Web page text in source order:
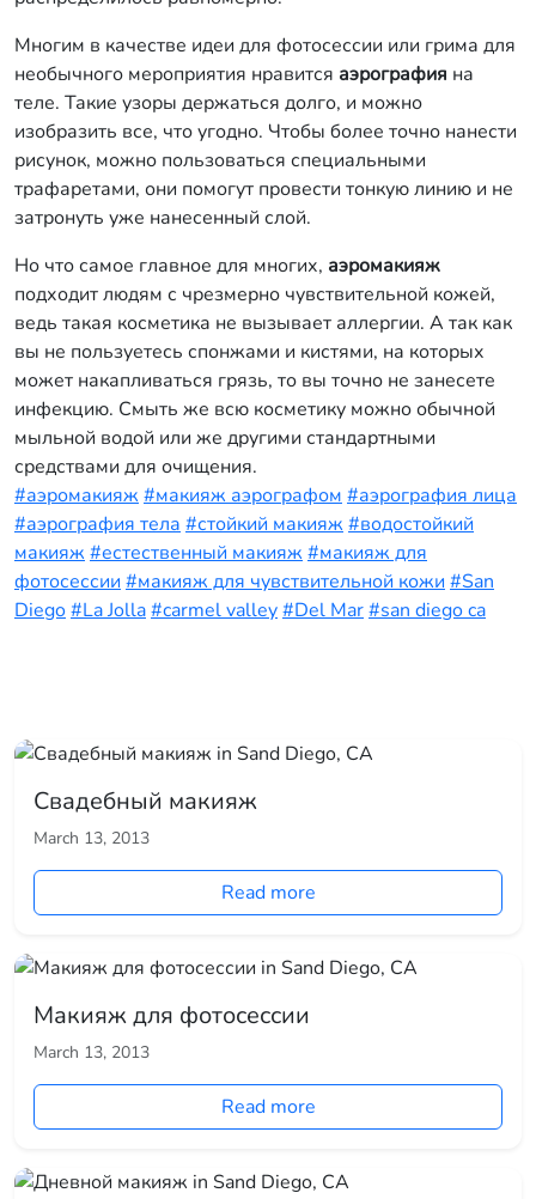
Многим в качестве идеи для фотосессии или грима для
необычного мероприятия нравится аэрография на
теле. Такие узоры держаться долго, и можно
изобразить все, что угодно. Чтобы более точно нанести
рисунок, можно пользоваться специальными
трафаретами, они помогут провести тонкую линию и не
затронуть уже нанесенный слой.
Но что самое главное для многих, аэромакияж
подходит людям с чрезмерно чувствительной кожей,
ведь такая косметика не вызывает аллергии. А так как
вы не пользуетесь спонжами и кистями, на которых
может накапливаться грязь, то вы точно не занесете
инфекцию. Смыть же всю косметику можно обычной
мыльной водой или же другими стандартными
средствами для очищения.
#аэромакияж #макияж аэрографом #аэрография лица
#аэрография тела #стойкий макияж #водостойкий
макияж #естественный макияж #макияж для
фотосессии #макияж для чувствительной кожи #San
Diego#La Jolla#carmel valley#Del Mar#san diego ca
Свадебный макияж
March 13, 2013
Read more
Макияж для фотосессии
March 13, 2013
Read more